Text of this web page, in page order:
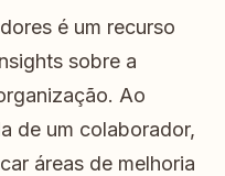
é um recurso
sobre a
Ao
de um colaborador,
áreas de melhoria